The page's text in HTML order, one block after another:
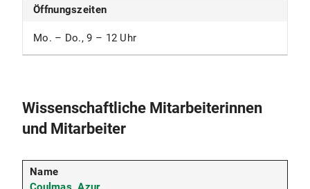
Öffnungszeiten
Mo. – Do., 9 – 12 Uhr
Wissenschaftliche Mitarbeiterinnen
und Mitarbeiter